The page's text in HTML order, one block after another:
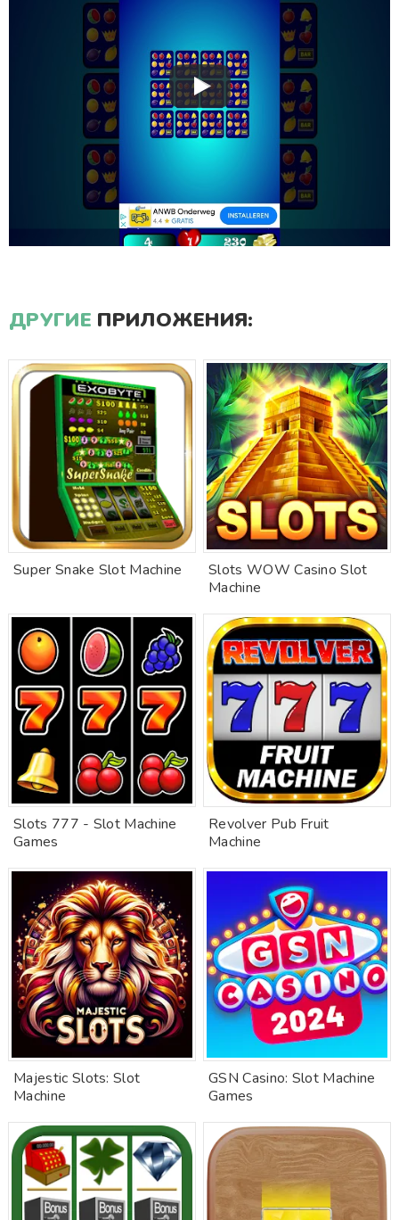
ДРУГИЕ ПРИЛОЖЕНИЯ:
Super Snake Slot Machine
Slots WOW Casino Slot
Machine
Slots 777 - Slot Machine
Games
Revolver Pub Fruit
Machine
Majestic Slots: Slot
Machine
GSN Casino: Slot Machine
Games